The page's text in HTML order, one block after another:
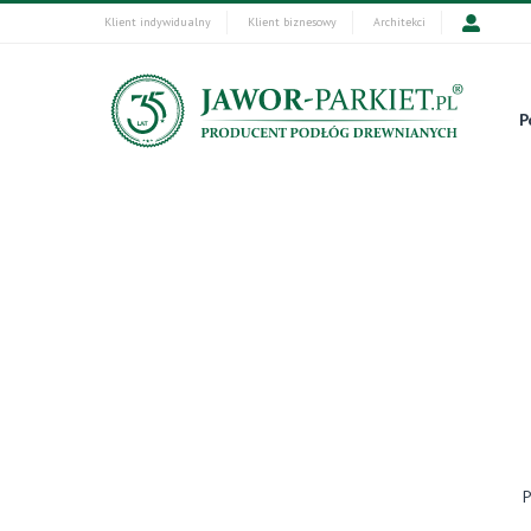
Klient indywidualny Klient biznesowy Architekci